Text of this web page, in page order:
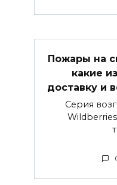
Пожары на
какие
доставку и
Серия